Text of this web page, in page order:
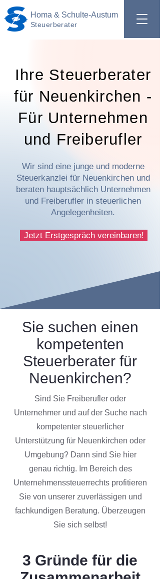
Homa & Schulte-Austum
Steuerberater
Ihre Steuerberater
für Neuenkirchen -
Für Unternehmen
und Freiberufler
Wir sind eine junge und moderne
Steuerkanzlei für Neuenkirchen und
beraten hauptsächlich Unternehmen
und Freiberufler in steuerlichen
Angelegenheiten.
Jetzt Erstgespräch vereinbaren!
Sie suchen einen
kompetenten
Steuerberater für
Neuenkirchen?
Sind Sie Freiberufler oder
Unternehmer und auf der Suche nach
kompetenter steuerlicher
Unterstützung für Neuenkirchen oder
Umgebung? Dann sind Sie hier
genau richtig. Im Bereich des
Unternehmenssteuerrechts profitieren
Sie von unserer zuverlässigen und
fachkundigen Beratung. Überzeugen
Sie sich selbst!
3 Gründe für die